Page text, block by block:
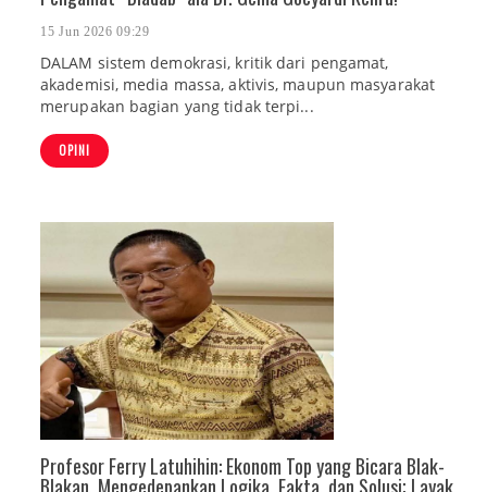
15 Jun 2026 09:29
DALAM sistem demokrasi, kritik dari pengamat,
akademisi, media massa, aktivis, maupun masyarakat
merupakan bagian yang tidak terpi...
OPINI
Profesor Ferry Latuhihin: Ekonom Top yang Bicara Blak-